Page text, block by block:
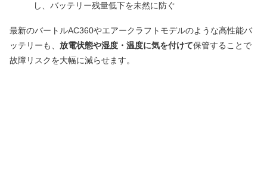
し、バッテリー残量低下を未然に防ぐ
最新のバートルAC360やエアークラフトモデルのような高性能バ
ッテリーも、 放電状態や湿度・温度に気を付けて保管することで
故障リスクを大幅に減らせます。